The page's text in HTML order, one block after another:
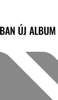
ÚJ ALBUM